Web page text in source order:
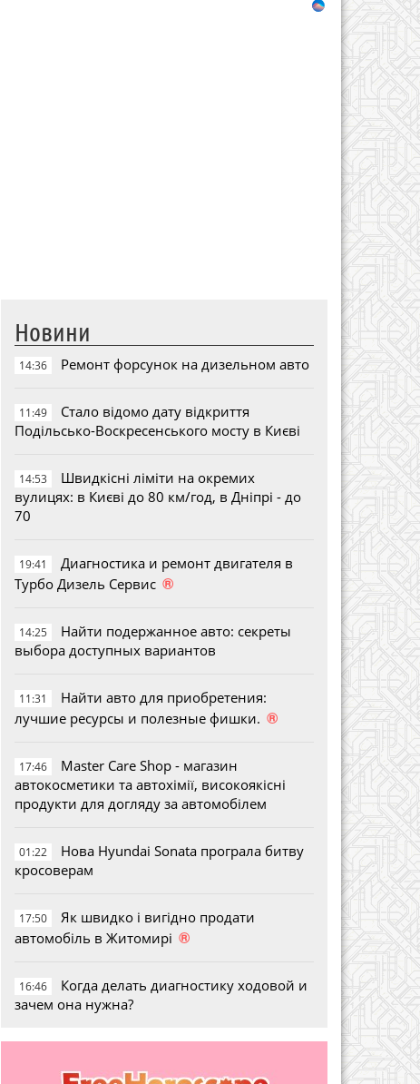
Новини
14:36 Ремонт форсунок на дизельном авто
11:49
Стало відомо дату відкриття
Подільсько-Воскресенського мосту в Києві
14:53
Швидкісні ліміти на окремих
вулицях: в Києві до 80 км/год, в Дніпрі - до
70
19:41
Диагностика и ремонт двигателя в
Турбо Дизель Сервис ®
14:25
Найти подержанное авто: секреты
выбора доступных вариантов
11:31
Найти авто для приобретения:
лучшие ресурсы и полезные фишки. ®
17:46
Master Care Shop - магазин
автокосметики та автохімії, високоякісні
продукти для догляду за автомобілем
01:22
Нова Hyundai Sonata програла битву
кросоверам
17:50
Як швидко і вигідно продати
автомобіль в Житомирі ®
16:46
Когда делать диагностику ходовой и
зачем она нужна?